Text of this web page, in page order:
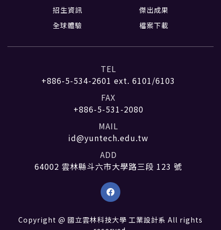
招生資訊
傑出成果
全球體驗
檔案下載
TEL
+886-5-534-2601 ext. 6101/6103
FAX
+886-5-531-2080
MAIL
id@yuntech.edu.tw
ADD
64002 雲林縣斗六市大學路三段 123 號
Copyright @ 國立雲林科技大學 工業設計系 All rights